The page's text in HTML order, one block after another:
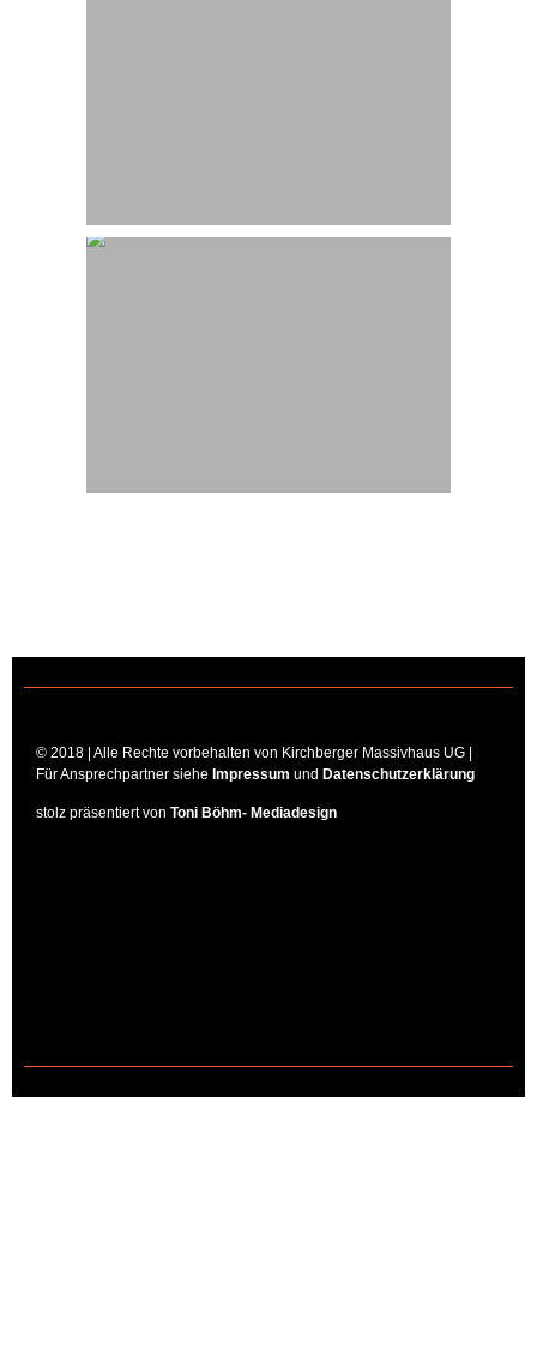
© 2018 | Alle Rechte vorbehalten von Kirchberger Massivhaus UG |
Für Ansprechpartner siehe Impressum und Datenschutzerklärung
stolz präsentiert von Toni Böhm- Mediadesign